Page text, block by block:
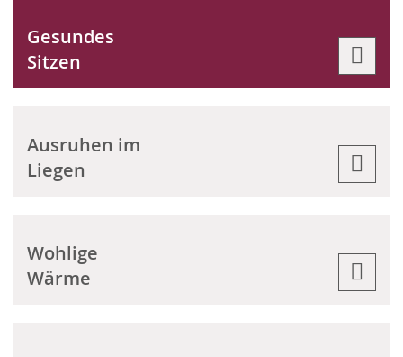
Gesundes
Sitzen
Ausruhen im
Liegen
Wohlige
Wärme